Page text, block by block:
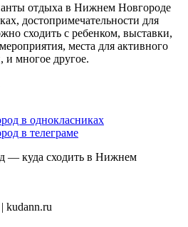
отдыха в Нижнем Новгороде
достопримечательности для
сходить с ребенком, выставки,
места для активного
и многое другое.
в однокласниках
в телеграме
куда сходить в Нижнем
| kudann.ru